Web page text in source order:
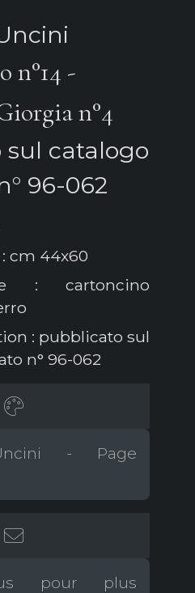
n°14 -
n°4
catalogo
96-062
cm 44x60
: cartoncino
: pubblicato sul
n° 96-062
- Page
pour plus